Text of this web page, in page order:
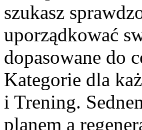
szukasz
uporządkować
dopasowane do
Kategorie dla
i Trening.
planem a